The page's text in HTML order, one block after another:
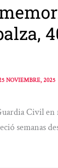
NOVIEMBRE, 2025
Civil
semanas